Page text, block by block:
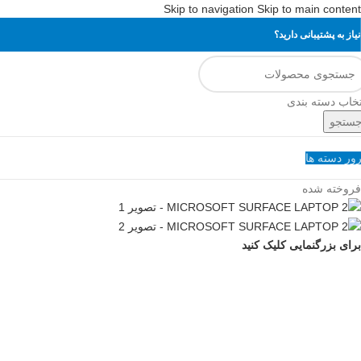
Skip to navigation Skip to main content
نیاز به پشتیبانی دارید؟
دسته بندی
دسته ها
فروخته شده
برای بزرگنمایی کلیک کنید